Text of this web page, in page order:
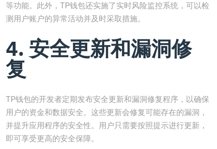
等功能。此外，TP钱包还实施了实时风险监控系统，可以检
测用户账户的异常活动并及时采取措施。
4. 安全更新和漏洞修
复
TP钱包的开发者定期发布安全更新和漏洞修复程序，以确保
用户的资金和数据安全。这些更新会修复可能存在的漏洞，
并提升应用程序的安全性。用户只需要按照提示进行更新，
即可享受更高的安全保障。